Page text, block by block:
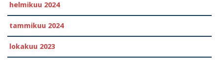
helmikuu 2024
tammikuu 2024
lokakuu 2023